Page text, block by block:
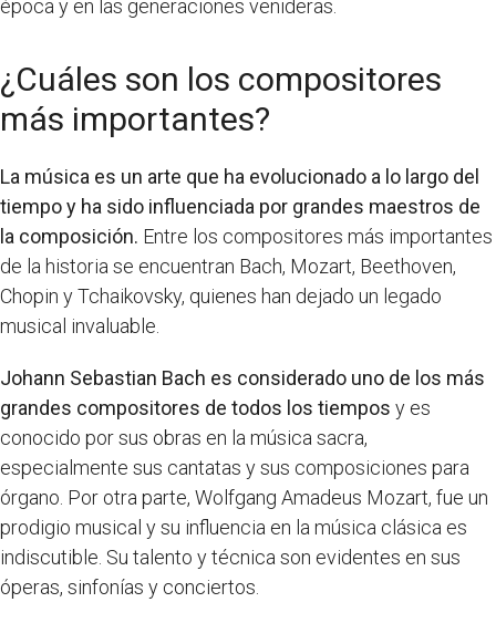
época y en las generaciones venideras.
¿Cuáles son los compositores
más importantes?
La música es un arte que ha evolucionado a lo largo del
tiempo y ha sido influenciada por grandes maestros de
la composición. Entre los compositores más importantes
de la historia se encuentran Bach, Mozart, Beethoven,
Chopin y Tchaikovsky, quienes han dejado un legado
musical invaluable.
Johann Sebastian Bach es considerado uno de los más
grandes compositores de todos los tiempos y es
conocido por sus obras en la música sacra,
especialmente sus cantatas y sus composiciones para
órgano. Por otra parte, Wolfgang Amadeus Mozart, fue un
prodigio musical y su influencia en la música clásica es
indiscutible. Su talento y técnica son evidentes en sus
óperas, sinfonías y conciertos.